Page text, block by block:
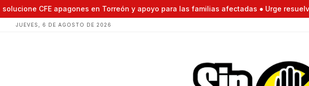
CFE apagones en Torreón y apoyo para las familias afectadas ● Urge
JUEVES, 6 DE AGOSTO DE 2026